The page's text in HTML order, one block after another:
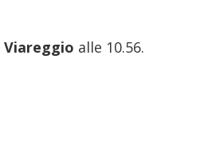
Viareggio alle 10.56.